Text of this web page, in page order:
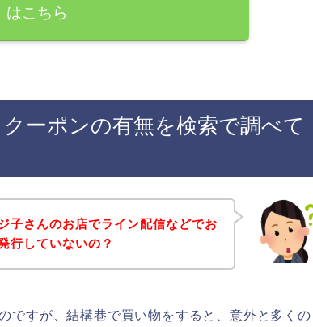
はこちら
ーポンの有無を検索で調べて
子さんのお店でライン配信などでお
行していないの？
ですが、結構巷で買い物をすると、意外と多くの